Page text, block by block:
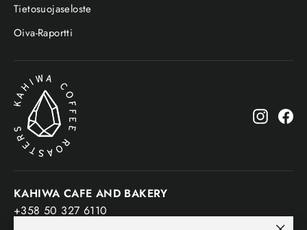
Tietosuojaseloste
Oiva-Raportti
KAHIWA CAFE AND BAKERY
+358 50 327 6110